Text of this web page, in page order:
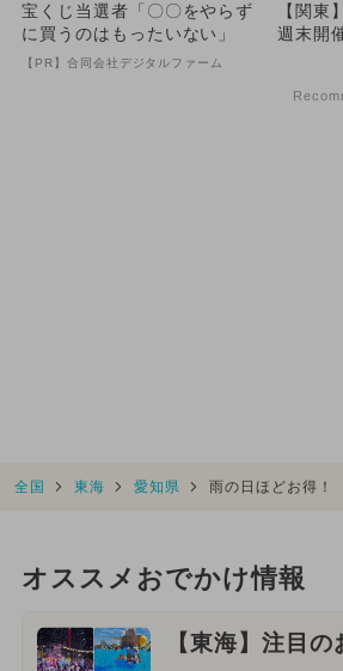
宝くじ当選者「〇〇をやらず
に買うのはもったいない」
【PR】合同会社デジタルファーム
【関東
週末開
全国 東海 愛知県 雨の日ほどお得！
オススメおでかけ情報
【東海】注目